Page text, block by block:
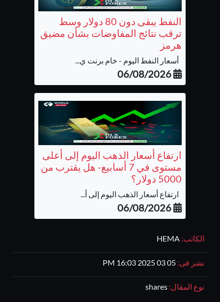
الكاتب:
نشر فى:
نوع المقال:
النفط يبقى دون 80 دولار وسط
ترقب نتائج المفاوضات بشأن مضيق
هرمز
أسعار النفط اليوم - خام برنت ي...
06/08/2026
ارتفاع أسعار الذهب اليوم إلى أعلى
مستوى في 7 أسابيع- هل يقترب من
5000 دولار؟
ارتفاع أسعار الذهب اليوم إلى أ...
06/08/2026